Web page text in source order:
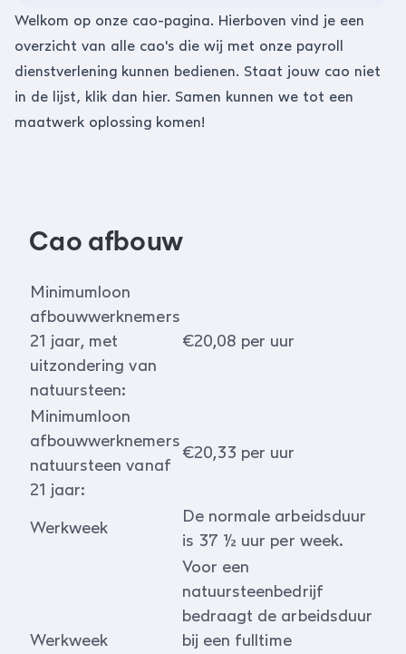
Welkom op onze cao-pagina. Hierboven vind je een
overzicht van alle cao's die wij met onze payroll
dienstverlening kunnen bedienen. Staat jouw cao niet
in de lijst, klik dan hier. Samen kunnen we tot een
maatwerk oplossing komen!
Cao afbouw
Minimumloon
afbouwwerknemers
21 jaar, met
uitzondering van
natuursteen:
€20,08 per uur
Minimumloon
afbouwwerknemers
natuursteen vanaf
21 jaar:
€20,33 per uur
Werkweek
De normale arbeidsduur
is 37 ½ uur per week.
Werkweek
Voor een
natuursteenbedrijf
bedraagt de arbeidsduur
bij een fulltime